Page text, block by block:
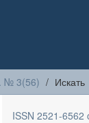
№ 3(56) Искать
ISSN 2521-6562